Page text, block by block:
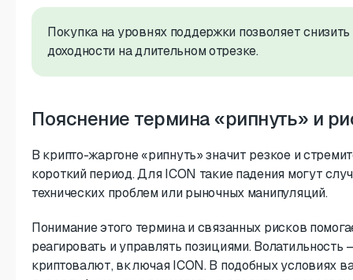
Покупка на уровнях поддержки позволяет
доходности на длительном отрезке.
Пояснение термина «рипнуть» и
В крипто-жаргоне «рипнуть» значит резкое и
короткий период. Для ICON такие падения могут
технических проблем или рыночных манипуляций.
Понимание этого термина и связанных рисков
реагировать и управлять позициями.
криптовалют, включая ICON. В подобных условиях